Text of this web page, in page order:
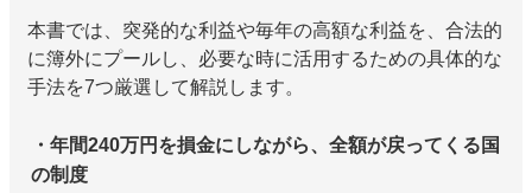
本書では、突発的な利益や毎年の高額な利益を、合法的
に簿外にプールし、必要な時に活用するための具体的な
手法を7つ厳選して解説します。
・年間240万円を損金にしながら、全額が戻ってくる国
の制度